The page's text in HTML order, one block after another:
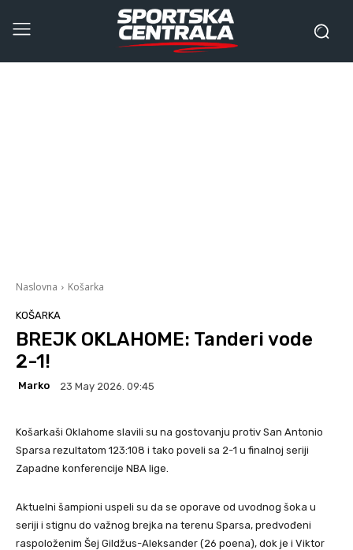
Naslovna Košarka
KOŠARKA
BREJK OKLAHOME: Tanderi vode
2-1!
Marko 23 May 2026. 09:45
Košarkaši Oklahome slavili su na gostovanju protiv San Antonio
Sparsa rezultatom 123:108 i tako poveli sa 2-1 u finalnoj seriji
Zapadne konferencije NBA lige.
Aktuelni šampioni uspeli su da se oporave od uvodnog šoka u
seriji i stignu do važnog brejka na terenu Sparsa, predvođeni
raspoloženim Šej Gildžus-Aleksander (26 poena), dok je i Viktor